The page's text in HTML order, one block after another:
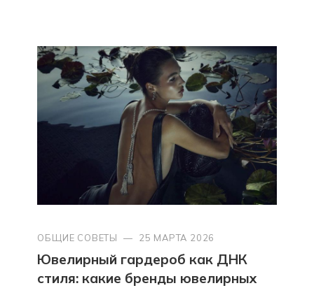
ОБЩИЕ СОВЕТЫ — 25 МАРТА 2026
Ювелирный гардероб как ДНК
стиля: какие бренды ювелирных